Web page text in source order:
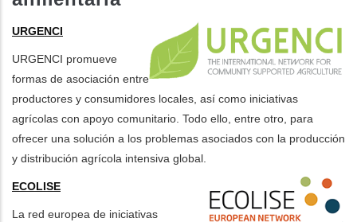
URGENCI
URGENCI promueve
formas de asociación entre
productores y consumidores locales, así como iniciativas
agrícolas con apoyo comunitario. Todo ello, entre otro, para
ofrecer una solución a los problemas asociados con la producción
y distribución agrícola intensiva global.
ECOLISE
La red europea de iniciativas